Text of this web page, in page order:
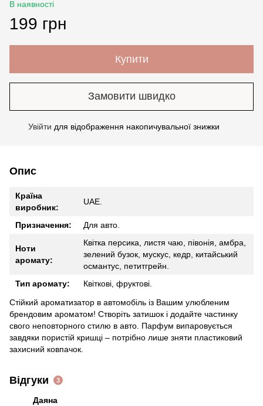
В наявності
199 грн
Купити
Замовити швидко
Увійти для відображення накопичувальної знижки
Опис
Країна
виробник:
UAE.
Призначення: Для авто.
Ноти
аромату:
Квітка персика, листя чаю, півонія, амбра,
зелений бузок, мускус, кедр, китайський
османтус, петитгрейн.
Тип аромату:
Квіткові, фруктові.
Стійкий ароматизатор в автомобіль із Вашим улюбленим
брендовим ароматом! Створіть затишок і додайте частинку
свого неповторного стилю в авто. Парфум випаровується
завдяки пористій кришці – потрібно лише зняти пластиковий
захисний ковпачок.
Відгуки 3
Даяна